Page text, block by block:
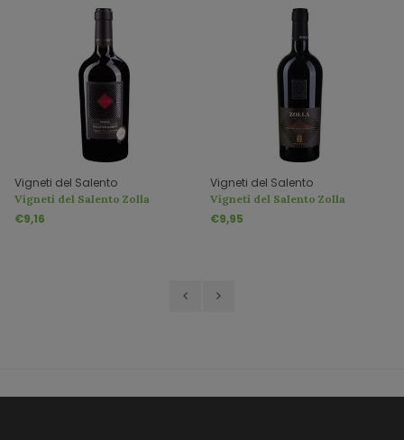
Vigneti del Salento
Vigneti del Salento Zolla
Primitivo / Merlot
€9,16
Vigneti del Salento
Vigneti del Salento Zolla
Susumaniello IGP Puglia
€9,95